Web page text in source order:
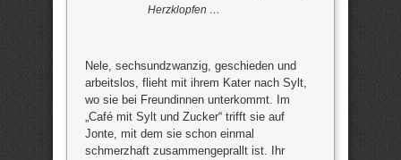
Herzklopfen …
Nele, sechsundzwanzig, geschieden und
arbeitslos, flieht mit ihrem Kater nach Sylt,
wo sie bei Freundinnen unterkommt. Im
„Café mit Sylt und Zucker“ trifft sie auf
Jonte, mit dem sie schon einmal
schmerzhaft zusammengeprallt ist. Ihr